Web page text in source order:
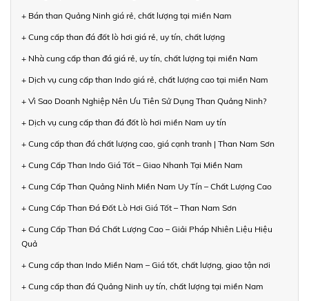
+ Bán than Quảng Ninh giá rẻ, chất lượng tại miền Nam
+ Cung cấp than đá đốt lò hơi giá rẻ, uy tín, chất lượng
+ Nhà cung cấp than đá giá rẻ, uy tín, chất lượng tại miền Nam
+ Dịch vụ cung cấp than Indo giá rẻ, chất lượng cao tại miền Nam
+ Vì Sao Doanh Nghiệp Nên Ưu Tiên Sử Dụng Than Quảng Ninh?
+ Dịch vụ cung cấp than đá đốt lò hơi miền Nam uy tín
+ Cung cấp than đá chất lượng cao, giá cạnh tranh | Than Nam Sơn
+ Cung Cấp Than Indo Giá Tốt – Giao Nhanh Tại Miền Nam
+ Cung Cấp Than Quảng Ninh Miền Nam Uy Tín – Chất Lượng Cao
+ Cung Cấp Than Đá Đốt Lò Hơi Giá Tốt – Than Nam Sơn
+ Cung Cấp Than Đá Chất Lượng Cao – Giải Pháp Nhiên Liệu Hiệu
Quả
+ Cung cấp than Indo Miền Nam – Giá tốt, chất lượng, giao tận nơi
+ Cung cấp than đá Quảng Ninh uy tín, chất lượng tại miền Nam